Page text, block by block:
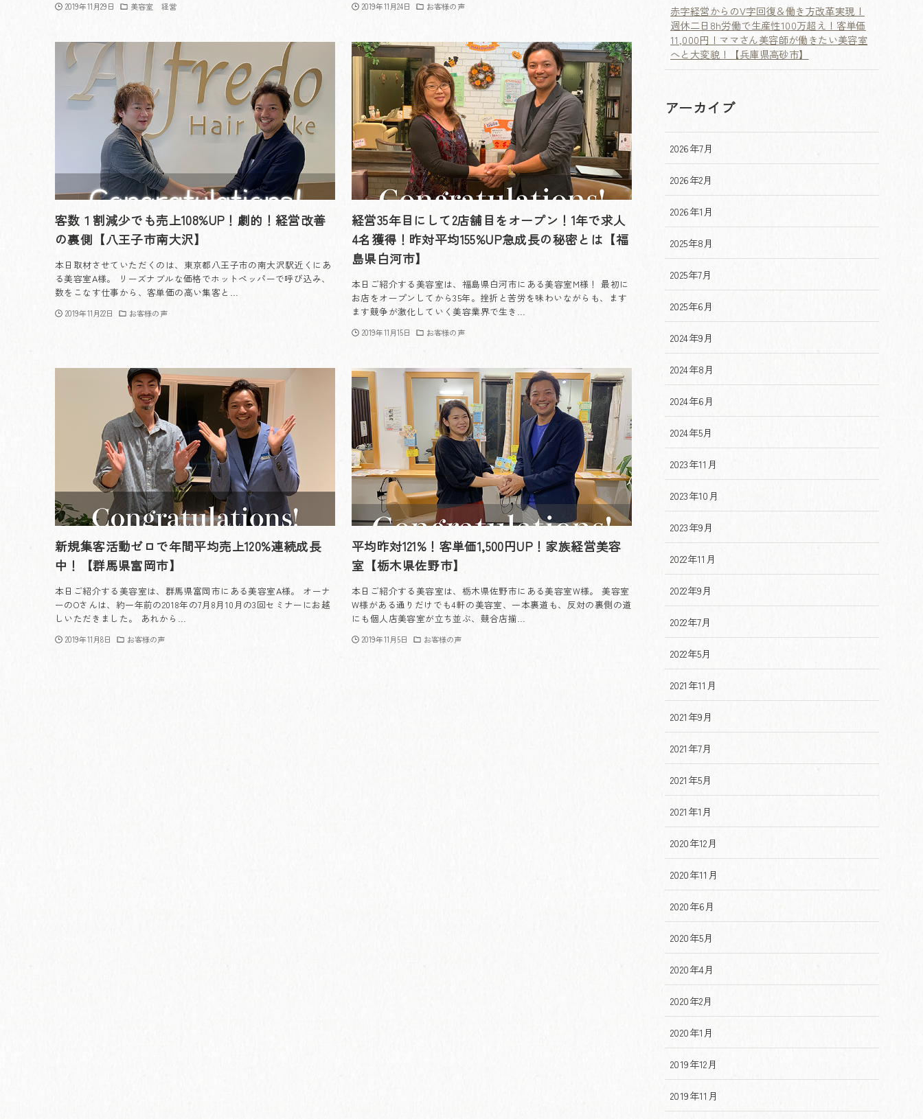
2019年11月29日 美容室 経営 2019年11月24日 お客様の声
客数１割減少でも売上108%UP！劇的！経営改善
の裏側【八王子市南大沢】
本日取材させていただくのは、東京都八王子市の南大沢駅近くにあ
る美容室A様。 リーズナブルな価格でホットペッパーで呼び込み、
数をこなす仕事から、客単価の高い集客と…
2019年11月22日 お客様の声
経営35年目にして2店舗目をオープン！1年で求人
4名獲得！昨対平均155%UP急成長の秘密とは【福
島県白河市】
本日ご紹介する美容室は、福島県白河市にある美容室M様！ 最初に
お店をオープンしてから35年。挫折と苦労を味わいながらも、ます
ます競争が激化していく美容業界で生き…
2019年11月15日 お客様の声
新規集客活動ゼロで年間平均売上120%連続成長
中！【群馬県富岡市】
本日ご紹介する美容室は、群馬県富岡市にある美容室A様。 オーナ
ーのOさんは、約一年前の2018年の7月8月10月の3回セミナーにお越
しいただきました。 あれから…
2019年11月8日 お客様の声
平均昨対121%！客単価1,500円UP！家族経営美容
室【栃木県佐野市】
本日ご紹介する美容室は、栃木県佐野市にある美容室W様。 美容室
W様がある通りだけでも4軒の美容室、一本裏道も、反対の裏側の道
にも個人店美容室が立ち並ぶ、競合店揃…
2019年11月5日 お客様の声
赤字経営からのV字回復＆働き方改革実現！
週休二日8h労働で生産性100万超え！客単価
11,000円！ママさん美容師が働きたい美容室
へと大変貌！【兵庫県高砂市】
アーカイブ
2026年7月
2026年2月
2026年1月
2025年8月
2025年7月
2025年6月
2024年9月
2024年8月
2024年6月
2024年5月
2023年11月
2023年10月
2023年9月
2022年11月
2022年9月
2022年7月
2022年5月
2021年11月
2021年9月
2021年7月
2021年5月
2021年1月
2020年12月
2020年11月
2020年6月
2020年5月
2020年4月
2020年2月
2020年1月
2019年12月
2019年11月